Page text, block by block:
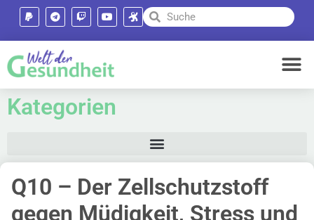
Kategorien
Q10 – Der Zellschutzstoff
gegen Müdigkeit, Stress und